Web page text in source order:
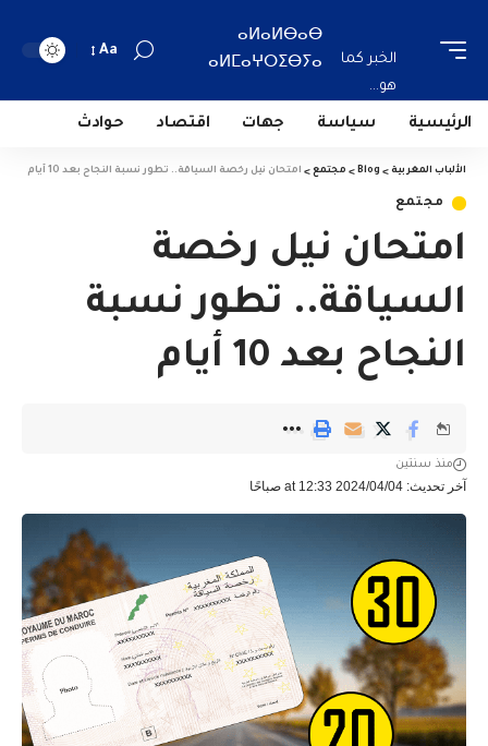
الخبر كما
هو...
ⴰⵍⴰⵍⴱⴰⴱ
ⴰⵍⵎⴰⵖⵔⵉⴱⵢⴰ
Aa
الرئيسية سياسة جهات اقتصاد حوادث
الألباب المغربية >
Blog
> مجتمع > امتحان نيل رخصة السياقة.. تطور نسبة النجاح بعد 10 أيام
مجتمع
امتحان نيل رخصة
السياقة.. تطور نسبة
النجاح بعد 10 أيام
آخر تحديث: 2024/04/04 at 12:33 صباحًا
منذ سنتين